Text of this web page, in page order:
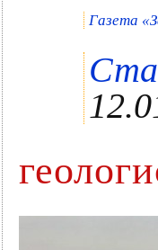
Газета